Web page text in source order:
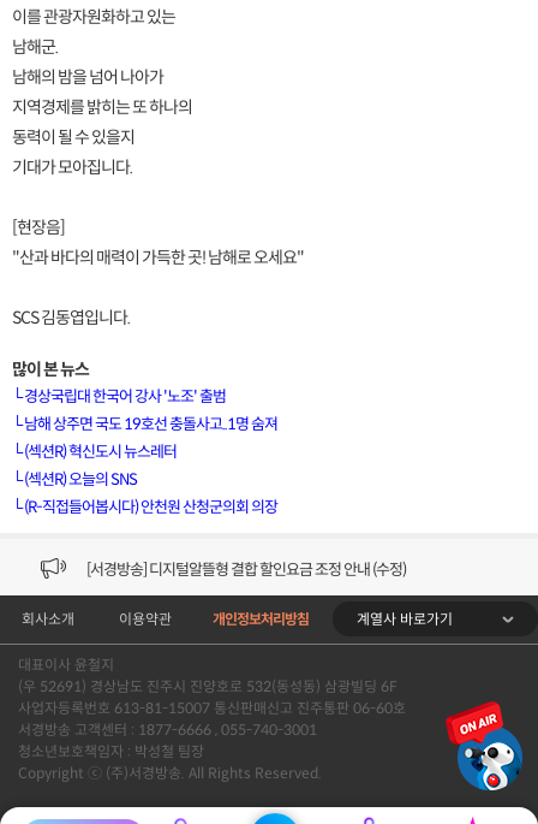
이를 관광자원화하고 있는
남해군.
남해의 밤을 넘어 나아가
지역경제를 밝히는 또 하나의
동력이 될 수 있을지
기대가 모아집니다.
[현장음]
"산과 바다의 매력이 가득한 곳! 남해로 오세요"
SCS 김동엽입니다.
많이 본 뉴스
└경상국립대 한국어 강사 '노조' 출범
└남해 상주면 국도 19호선 충돌사고..1명 숨져
└(섹션R) 혁신도시 뉴스레터
└(섹션R) 오늘의 SNS
└(R-직접들어봅시다) 안천원 산청군의회 의장
[서경방송] 일부 채널편성 변경 안내의 건 (7/22)
[서경방송] 디지털알뜰형 결합 할인요금 조정 안내 (수정)
[공지] 개인정보처리방침 (Ver2.15) 개정의 건 (7/1)
[서경방송] 일부 채널편성 변경 안내의 건 (7/1)
[VOD공지] 청춘초이스 이용금액 변경 안내
[서경방송] 일부 채널편성 변경 안내의 건 (7/22)
회사소개 이용약관 개인정보처리방침 계열사 바로가기
대표이사 윤철지
(우 52691) 경상남도 진주시 진양호로 532(동성동) 삼광빌딩 6F
사업자등록번호 613-81-15007 통신판매신고 진주통판 06-60호
서경방송 고객센터 : 1877-6666 , 055-740-3001
청소년보호책임자 : 박성철 팀장
Copyright ⓒ (주)서경방송. All Rights Reserved.